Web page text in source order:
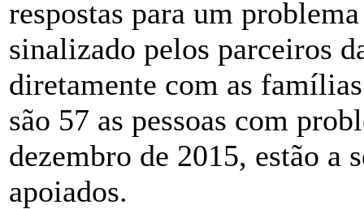
respostas para um
sinalizado pelos parceiros
diretamente com as
são 57 as pessoas com
dezembro de 2015, estão a
apoiados.